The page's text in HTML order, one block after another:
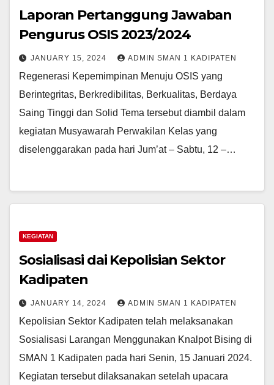
Laporan Pertanggung Jawaban
Pengurus OSIS 2023/2024
JANUARY 15, 2024 ADMIN SMAN 1 KADIPATEN
Regenerasi Kepemimpinan Menuju OSIS yang
Berintegritas, Berkredibilitas, Berkualitas, Berdaya
Saing Tinggi dan Solid Tema tersebut diambil dalam
kegiatan Musyawarah Perwakilan Kelas yang
diselenggarakan pada hari Jum’at – Sabtu, 12 –…
KEGIATAN
Sosialisasi dai Kepolisian Sektor
Kadipaten
JANUARY 14, 2024 ADMIN SMAN 1 KADIPATEN
Kepolisian Sektor Kadipaten telah melaksanakan
Sosialisasi Larangan Menggunakan Knalpot Bising di
SMAN 1 Kadipaten pada hari Senin, 15 Januari 2024.
Kegiatan tersebut dilaksanakan setelah upacara